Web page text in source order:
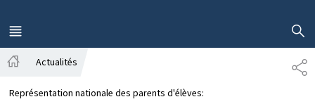
MENU
PRINCIPAL
Actualités
Représentation nationale des parents d'élèves: